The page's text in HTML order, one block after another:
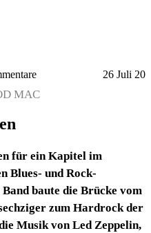
26 Juli 20
MAC
für ein Kapitel im
Blues- und Rock-
baute die Brücke vom
zum Hardrock der
Musik von Led Zeppelin,